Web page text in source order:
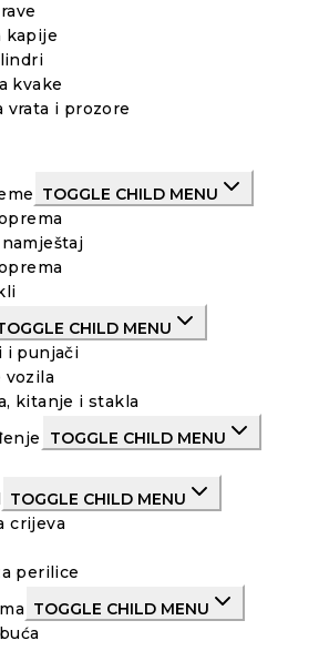
kapije
kvake
vrata i prozore
TOGGLE CHILD MENU
CHILD MENU
i punjači
vozila
kitanje i stakla
TOGGLE CHILD MENU
TOGGLE CHILD MENU
crijeva
perilice
TOGGLE CHILD MENU